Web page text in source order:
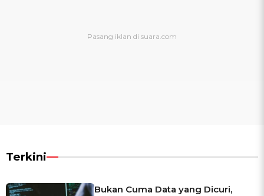
Terkini
Bukan Cuma Data yang Dicuri,